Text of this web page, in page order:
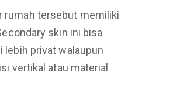
rumah tersebut memiliki
skin ini bisa
lebih privat walaupun
vertikal atau material